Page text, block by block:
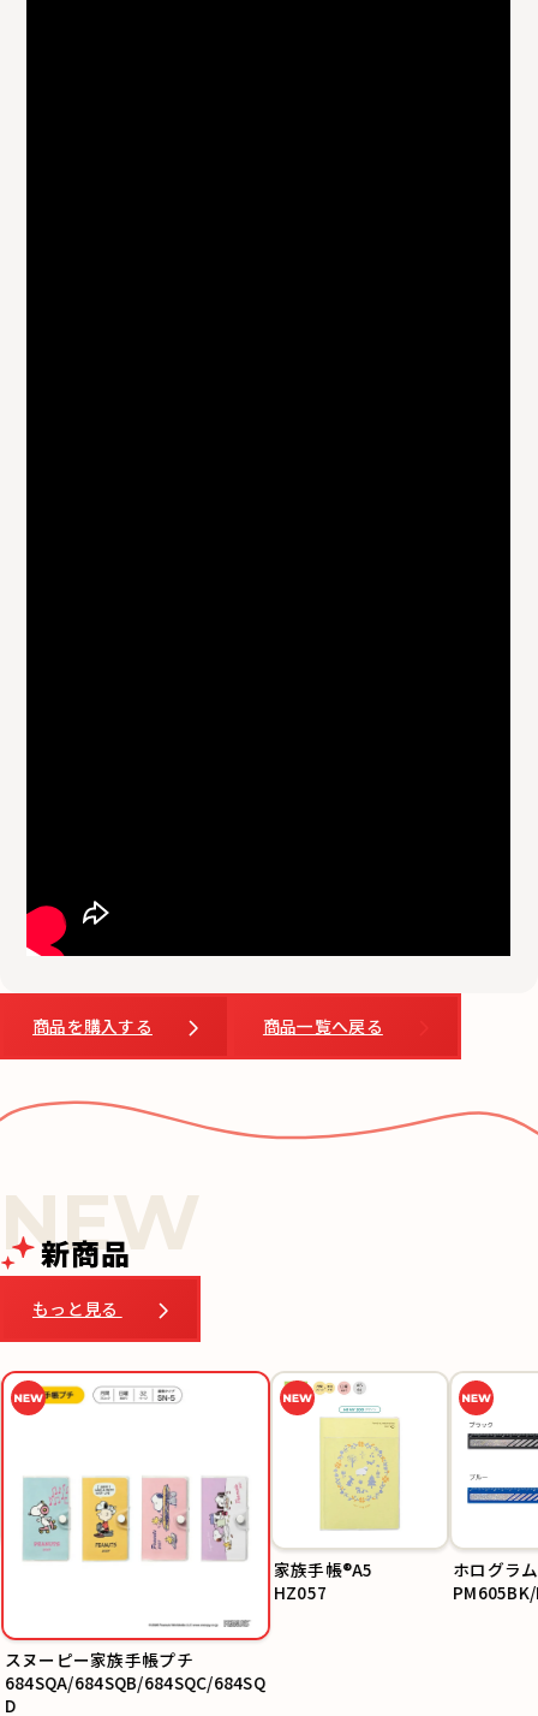
商品を購入する 商品一覧へ戻る
新商品
もっと見る
スヌーピー家族手帳プチ
684SQA/684SQB/684SQC/684SQ
D
家族手帳®A5
HZ057
ホログラ